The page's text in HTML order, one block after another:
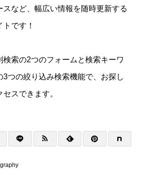
スなど、幅広い情報を随時更新する
です！
検索の2つのフォームと検索キーワ
3つの絞り込み検索機能で、お探し
スできます。